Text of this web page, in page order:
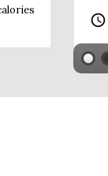
access_time